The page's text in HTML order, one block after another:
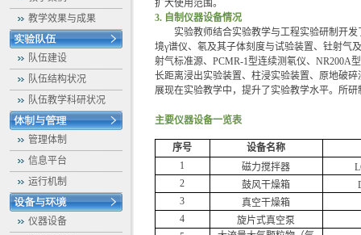
教学效果与成果
队伍建设
队伍结构状况
队伍教学科研状况
管理体制
信息平台
运行机制
仪器设备
扩大使用范围。
3. 自制仪器设备情况
实验教师结合实验教学与工程实验研制开发
境γ谱仪、氡及其子体刻度与试验装置、钍射气
射气标准源、PCMR-1型连续测氡仪、NR200A
长距离浸出实验装置、柱浸实验装置、原地破
展现在实验教学中，提升了实验教学水平。所
主要仪器设备一览表
序号
设备名称
1
磁力搅拌器
2
鼓风干燥箱
3
真空干燥箱
4
旋片式真空泵